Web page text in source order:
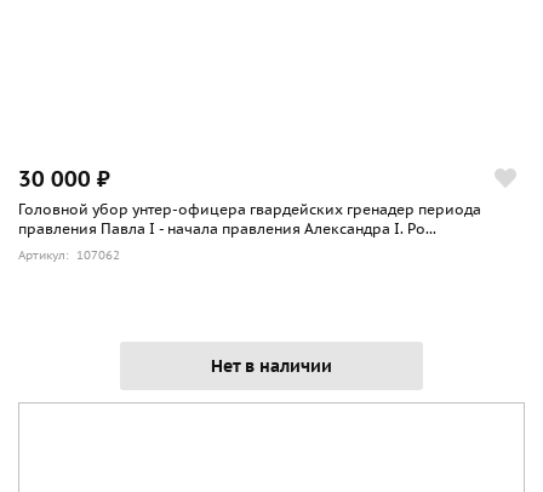
30 000 ₽
Головной убор унтер-офицера гвардейских гренадер периода
правления Павла I - начала правления Александра I. Ро...
Артикул: 107062
Нет в наличии